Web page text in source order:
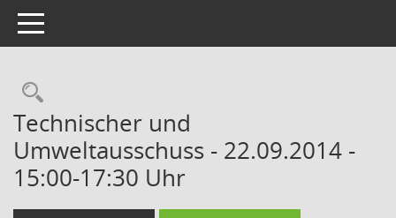
Toggle navigation
Technischer und
Umweltausschuss - 22.09.2014 -
15:00-17:30 Uhr